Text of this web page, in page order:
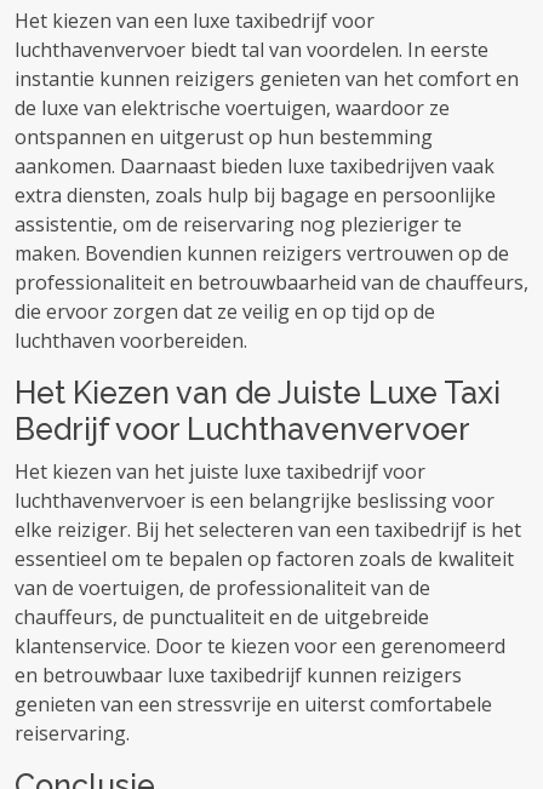
Het kiezen van een luxe taxibedrijf voor
luchthavenvervoer biedt tal van voordelen. In eerste
instantie kunnen reizigers genieten van het comfort en
de luxe van elektrische voertuigen, waardoor ze
ontspannen en uitgerust op hun bestemming
aankomen. Daarnaast bieden luxe taxibedrijven vaak
extra diensten, zoals hulp bij bagage en persoonlijke
assistentie, om de reiservaring nog plezieriger te
maken. Bovendien kunnen reizigers vertrouwen op de
professionaliteit en betrouwbaarheid van de chauffeurs,
die ervoor zorgen dat ze veilig en op tijd op de
luchthaven voorbereiden.
Het Kiezen van de Juiste Luxe Taxi
Bedrijf voor Luchthavenvervoer
Het kiezen van het juiste luxe taxibedrijf voor
luchthavenvervoer is een belangrijke beslissing voor
elke reiziger. Bij het selecteren van een taxibedrijf is het
essentieel om te bepalen op factoren zoals de kwaliteit
van de voertuigen, de professionaliteit van de
chauffeurs, de punctualiteit en de uitgebreide
klantenservice. Door te kiezen voor een gerenomeerd
en betrouwbaar luxe taxibedrijf kunnen reizigers
genieten van een stressvrije en uiterst comfortabele
reiservaring.